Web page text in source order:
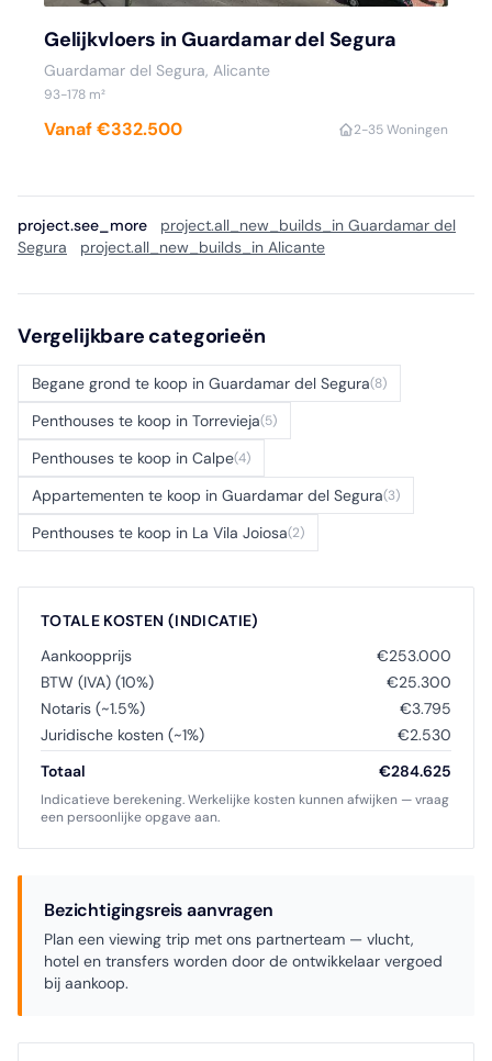
Gelijkvloers in Guardamar del Segura
Guardamar del Segura, Alicante
93-178 m²
Vanaf €332.500 2-35 Woningen
project.see_more
project.all_new_builds_in Guardamar del
Segura
project.all_new_builds_in Alicante
Vergelijkbare categorieën
Begane grond te koop in Guardamar del Segura(8)
Penthouses te koop in Torrevieja(5)
Penthouses te koop in Calpe(4)
Appartementen te koop in Guardamar del Segura(3)
Penthouses te koop in La Vila Joiosa(2)
TOTALE KOSTEN (INDICATIE)
Aankoopprijs
€253.000
BTW (IVA) (10%)
€25.300
Notaris (~1.5%)
€3.795
Juridische kosten (~1%)
€2.530
Totaal
€284.625
Indicatieve berekening. Werkelijke kosten kunnen afwijken — vraag
een persoonlijke opgave aan.
Bezichtigingsreis aanvragen
Plan een viewing trip met ons partnerteam — vlucht,
hotel en transfers worden door de ontwikkelaar vergoed
bij aankoop.